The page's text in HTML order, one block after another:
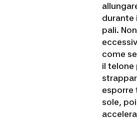
durante
pali.
come
il telone
esporre
sole,